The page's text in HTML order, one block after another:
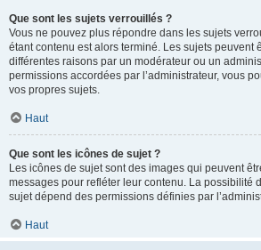
Que sont les sujets verrouillés ?
Vous ne pouvez plus répondre dans les sujets
étant contenu est alors terminé. Les sujets peuvent
différentes raisons par un modérateur ou un
permissions accordées par l’administrateur, vous
vos propres sujets.
Haut
Que sont les icônes de sujet ?
Les icônes de sujet sont des images qui peuvent
messages pour refléter leur contenu. La possibilité
sujet dépend des permissions définies par
Haut